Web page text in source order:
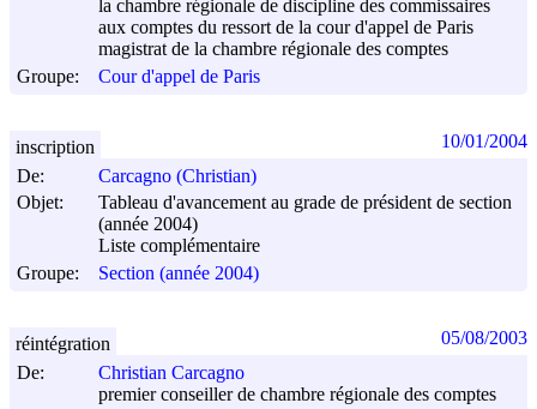
la chambre régionale de discipline des commissaires
aux comptes du ressort de la cour d'appel de Paris
magistrat de la chambre régionale des comptes
Groupe:
Cour d'appel de Paris
De:
Carcagno (Christian)
Objet:
Tableau d'avancement au grade de président de section
(année 2004)
Liste complémentaire
Groupe:
Section (année 2004)
inscription 10/01/2004
De:
Christian Carcagno
premier conseiller de chambre régionale des comptes
réintégration 05/08/2003